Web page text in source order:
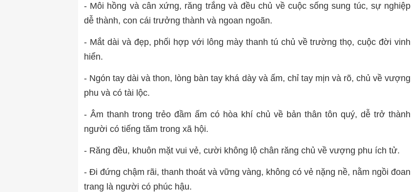
- Môi hồng và cân xứng, răng trắng và đều chủ về cuộc sống sung túc, sự nghiệp
dễ thành, con cái trưởng thành và ngoan ngoãn.
- Mắt dài và đẹp, phối hợp với lông mày thanh tú chủ về trường thọ, cuộc đời vinh
hiển.
- Ngón tay dài và thon, lòng bàn tay khá dày và ấm, chỉ tay mịn và rõ, chủ về vượng
phu và có tài lộc.
- Âm thanh trong trẻo đầm ấm có hòa khí chủ về bản thân tôn quý, dễ trở thành
người có tiếng tăm trong xã hội.
- Răng đều, khuôn mặt vui vẻ, cười không lộ chân răng chủ về vượng phu ích tử.
- Đi đứng chậm rãi, thanh thoát và vững vàng, không có vẻ nặng nề, nằm ngồi đoan
trang là người có phúc hậu.